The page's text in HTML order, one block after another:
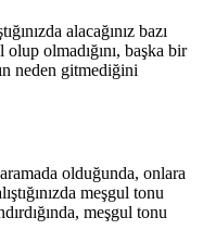
alacağınız bazı
olmadığını, başka bir
neden gitmediğini
olduğunda, onlara
meşgul tonu
meşgul tonu